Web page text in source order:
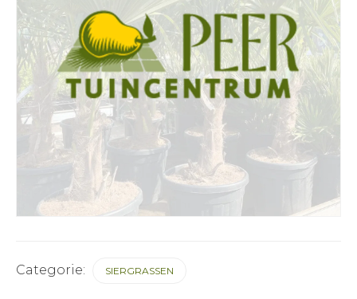
Categorie: SIERGRASSEN